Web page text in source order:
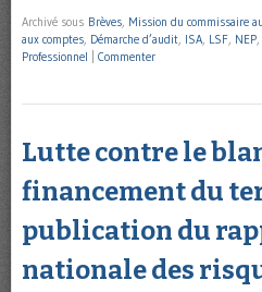
Archivé sous Brèves, Mission du commissaire
aux comptes, Démarche d’audit, ISA, LSF, NEP,
Professionnel
Commenter
Lutte contre le
financement du
publication du
nationale des